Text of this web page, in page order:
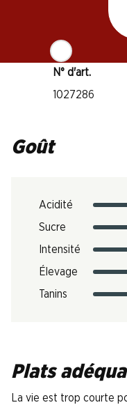
Empreinte
6.06 kg
N° d'art.
1027286
Goût
Acidité
Sucre
Intensité
Élevage
Tanins
Plats
La vie est trop courte